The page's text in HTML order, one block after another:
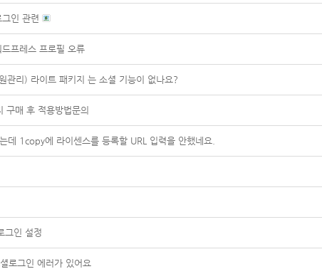
인 관련
프레스 프로필 오류
관리) 라이트 패키지 는 소셜 기능이 없나요?
구매 후 적용방법문의
데 1copy에 라이센스를 등록할 URL 입력을 안했네요.
그인 설정
로그인 에러가 있어요